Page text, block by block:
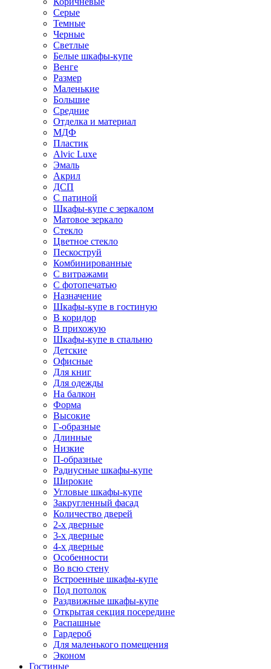
Серые
Темные
Черные
Светлые
Белые шкафы-купе
Венге
Размер
Маленькие
Большие
Средние
Отделка и материал
МДФ
Пластик
Alvic Luxe
Эмаль
Акрил
ДСП
С патиной
Шкафы-купе с зеркалом
Матовое зеркало
Стекло
Цветное стекло
Пескоструй
Комбинированные
С витражами
С фотопечатью
Назначение
Шкафы-купе в гостиную
В коридор
В прихожую
Шкафы-купе в спальню
Детские
Офисные
Для книг
Для одежды
На балкон
Форма
Высокие
Г-образные
Длинные
Низкие
П-образные
Радиусные шкафы-купе
Широкие
Угловые шкафы-купе
Закругленный фасад
Количество дверей
2-х дверные
3-х дверные
4-х дверные
Особенности
Во всю стену
Встроенные шкафы-купе
Под потолок
Раздвижные шкафы-купе
Открытая секция посередине
Распашные
Гардероб
Для маленького помещения
Эконом
Гостиные